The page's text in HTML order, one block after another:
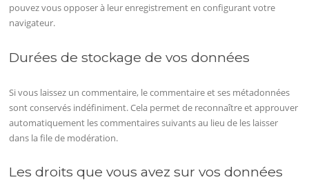
pouvez vous opposer à leur enregistrement en configurant votre
navigateur.
Durées de stockage de vos données
Si vous laissez un commentaire, le commentaire et ses métadonnées
sont conservés indéfiniment. Cela permet de reconnaître et approuver
automatiquement les commentaires suivants au lieu de les laisser
dans la file de modération.
Les droits que vous avez sur vos données